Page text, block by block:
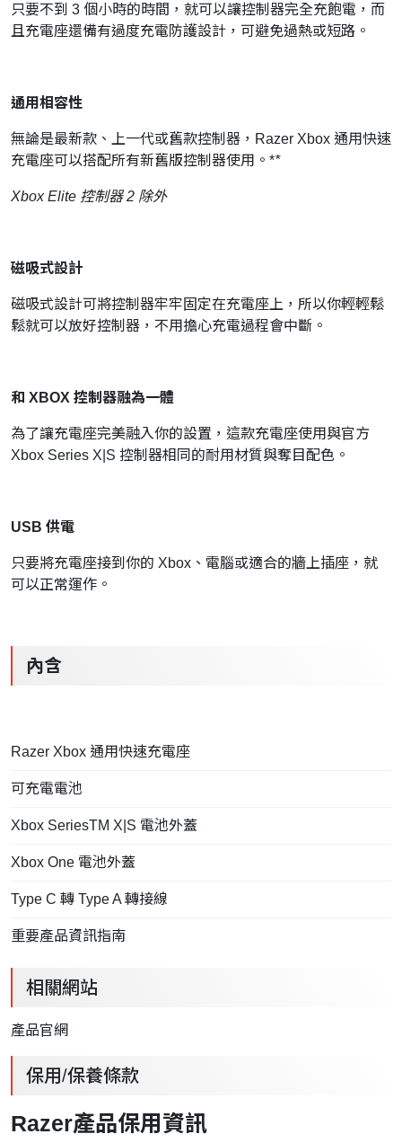
只要不到 3 個小時的時間，就可以讓控制器完全充飽電，而
且充電座還備有過度充電防護設計，可避免過熱或短路。
通用相容性
無論是最新款、上一代或舊款控制器，Razer Xbox 通用快速
充電座可以搭配所有新舊版控制器使用。*​*
Xbox Elite 控制器 2 除外
磁吸式設計
磁吸式設計可將控制器牢牢固定在充電座上，所以你輕輕鬆
鬆就可以放好控制器，不用擔心充電過程會中斷。
和 XBOX 控制器融為一體
為了讓充電座完美融入你的設置，這款充電座使用與官方
Xbox Series X|S 控制器相同的耐用材質與奪目配色。
USB 供電
只要將充電座接到你的 Xbox、電腦或適合的牆上插座，就
可以正常運作。
內含
Razer Xbox 通用快速充電座
可充電電池
Xbox SeriesTM X|S 電池外蓋
Xbox One 電池外蓋
Type C 轉 Type A 轉接線
重要產品資訊指南
相關網站
產品官網
保用/保養條款
Razer產品保用資訊